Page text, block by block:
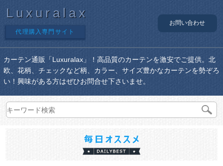
Luxuralax
代理購入専門サイト
お問い合わせ
カーテン通販「Luxuralax」！高品質のカーテンを激安でご提供。北
欧、花柄、チェックなど柄、カラー、サイズ豊かなカーテンを勢ぞろ
い！興味がある方はぜひお問合せ下さいませ。